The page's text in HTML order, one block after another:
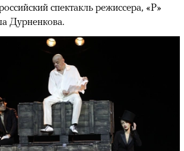
спектакль режиссера, «Р»
Дурненкова.